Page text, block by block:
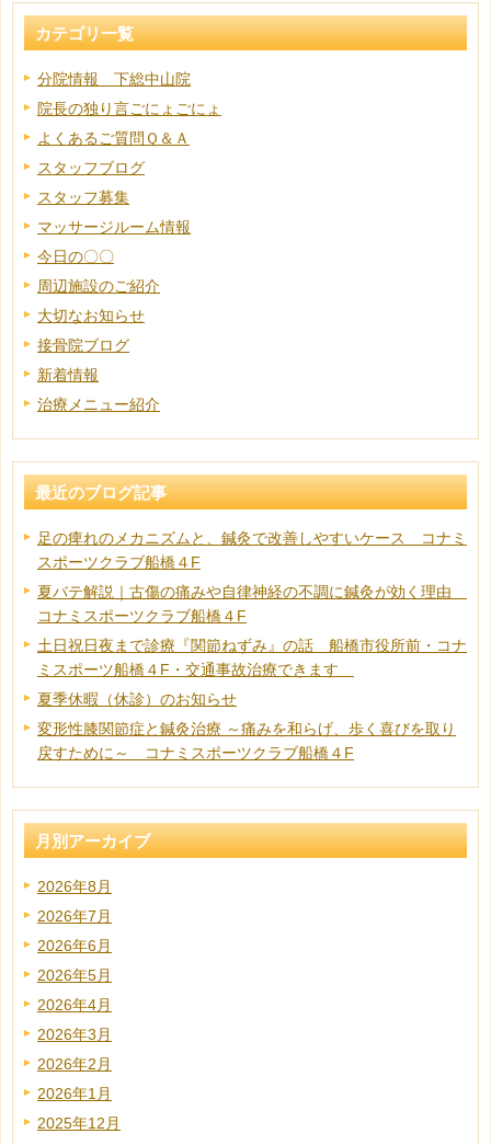
カテゴリ一覧
分院情報 下総中山院
院長の独り言ごにょごにょ
よくあるご質問Ｑ＆Ａ
スタッフブログ
スタッフ募集
マッサージルーム情報
今日の〇〇
周辺施設のご紹介
大切なお知らせ
接骨院ブログ
新着情報
治療メニュー紹介
最近のブログ記事
足の痺れのメカニズムと、鍼灸で改善しやすいケース コナミ
スポーツクラブ船橋４F
夏バテ解説｜古傷の痛みや自律神経の不調に鍼灸が効く理由
コナミスポーツクラブ船橋４F
土日祝日夜まで診療『関節ねずみ』の話 船橋市役所前・コナ
ミスポーツ船橋４F・交通事故治療できます
夏季休暇（休診）のお知らせ
変形性膝関節症と鍼灸治療 ～痛みを和らげ、歩く喜びを取り
戻すために～ コナミスポーツクラブ船橋４F
月別アーカイブ
2026年8月
2026年7月
2026年6月
2026年5月
2026年4月
2026年3月
2026年2月
2026年1月
2025年12月